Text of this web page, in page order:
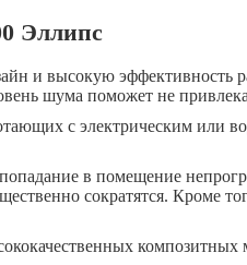
Эллипс
и высокую эффективность
шума поможет не
с электрическим или
в помещение
сократятся. Кроме
композитных